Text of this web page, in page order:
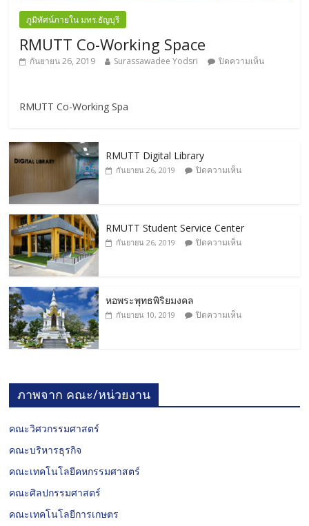
ภูมิทัศน์ภายใน มทร.ธัญบุรี
RMUTT Co-Working Space
กันยายน 26, 2019 Surassawadee Yodsri ปิดความเห็น
RMUTT Co-Working Spa
RMUTT Digital Library
กันยายน 26, 2019 ปิดความเห็น
RMUTT Student Service Center
กันยายน 26, 2019 ปิดความเห็น
หอพระพุทธพิริยมงคล
กันยายน 10, 2019 ปิดความเห็น
ภาพจาก คณะ/หน่วยงาน
คณะวิศวกรรมศาสตร์
คณะบริหารธุรกิจ
คณะเทคโนโลยีคหกรรมศาสตร์
คณะศิลปกรรมศาสตร์
คณะเทคโนโลยีการเกษตร